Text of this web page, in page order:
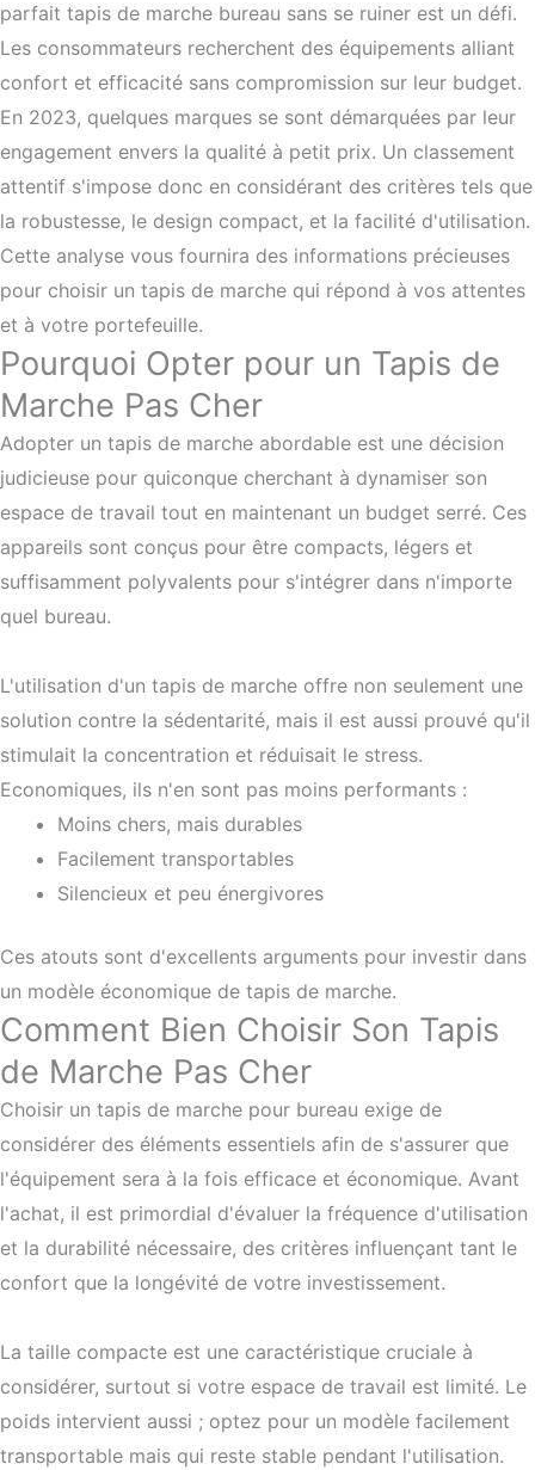
parfait tapis de marche bureau sans se ruiner est un défi.
Les consommateurs recherchent des équipements alliant
confort et efficacité sans compromission sur leur budget.
En 2023, quelques marques se sont démarquées par leur
engagement envers la qualité à petit prix. Un classement
attentif s'impose donc en considérant des critères tels que
la robustesse, le design compact, et la facilité d'utilisation.
Cette analyse vous fournira des informations précieuses
pour choisir un tapis de marche qui répond à vos attentes
et à votre portefeuille.
Pourquoi Opter pour un Tapis de
Marche Pas Cher
Adopter un tapis de marche abordable est une décision
judicieuse pour quiconque cherchant à dynamiser son
espace de travail tout en maintenant un budget serré. Ces
appareils sont conçus pour être compacts, légers et
suffisamment polyvalents pour s'intégrer dans n'importe
quel bureau.
L'utilisation d'un tapis de marche offre non seulement une
solution contre la sédentarité, mais il est aussi prouvé qu'il
stimulait la concentration et réduisait le stress.
Economiques, ils n'en sont pas moins performants :
Moins chers, mais durables
Facilement transportables
Silencieux et peu énergivores
Ces atouts sont d'excellents arguments pour investir dans
un modèle économique de tapis de marche.
Comment Bien Choisir Son Tapis
de Marche Pas Cher
Choisir un tapis de marche pour bureau exige de
considérer des éléments essentiels afin de s'assurer que
l'équipement sera à la fois efficace et économique. Avant
l'achat, il est primordial d'évaluer la fréquence d'utilisation
et la durabilité nécessaire, des critères influençant tant le
confort que la longévité de votre investissement.
La taille compacte est une caractéristique cruciale à
considérer, surtout si votre espace de travail est limité. Le
poids intervient aussi ; optez pour un modèle facilement
transportable mais qui reste stable pendant l'utilisation.